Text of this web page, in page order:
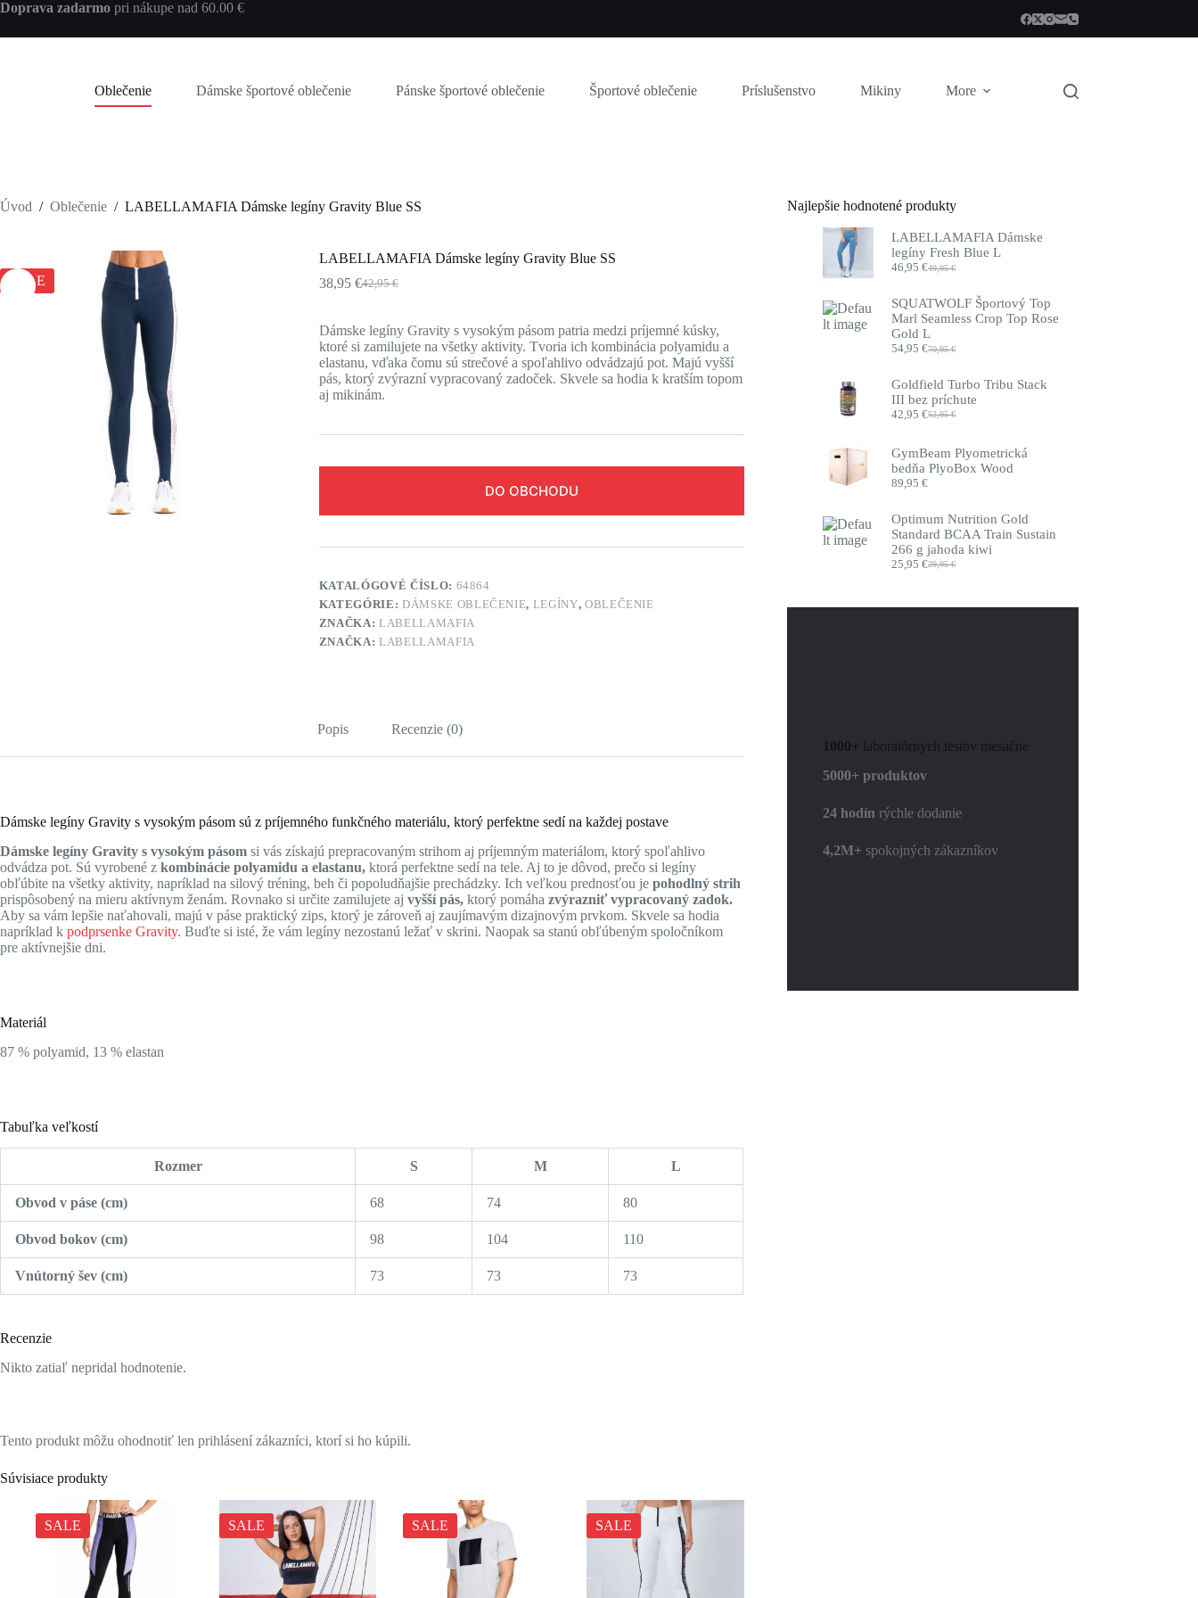
Skip
content
Doprava zadarmo pri nákupe nad 60.00 €
Oblečenie Dámske športové oblečenie Pánske športové oblečenie Športové oblečenie Príslušenstvo Mikiny More
Úvod / Oblečenie / LABELLAMAFIA Dámske legíny Gravity Blue SS
SALE
LABELLAMAFIA Dámske legíny Gravity Blue SS
42,95€
Pôvodná
bola:
42,95 €.
38,95 €Aktuálna
je:
38,95 €.
Dámske legíny Gravity s vysokým pásom patria medzi príjemné kúsky,
ktoré si zamilujete na všetky aktivity. Tvoria ich kombinácia polyamidu a
elastanu, vďaka čomu sú strečové a spoľahlivo odvádzajú pot. Majú vyšší
pás, ktorý zvýrazní vypracovaný zadoček. Skvele sa hodia k kratším topom
aj mikinám.
DO OBCHODU
KATALÓGOVÉ ČÍSLO: 64864
KATEGÓRIE: DÁMSKE OBLEČENIE, LEGÍNY, OBLEČENIE
ZNAČKA:LABELLAMAFIA
ZNAČKA:LABELLAMAFIA
Popis Recenzie (0)
Dámske legíny Gravity s vysokým pásom sú z príjemného funkčného materiálu, ktorý perfektne sedí na každej postave
Dámske legíny Gravity s vysokým pásom si vás získajú prepracovaným strihom aj príjemným materiálom, ktorý spoľahlivo
odvádza pot. Sú vyrobené z kombinácie polyamidu a elastanu, ktorá perfektne sedí na tele. Aj to je dôvod, prečo si legíny
obľúbite na všetky aktivity, napríklad na silový tréning, beh či popoludňajšie prechádzky. Ich veľkou prednosťou je pohodlný strih
prispôsobený na mieru aktívnym ženám. Rovnako si určite zamilujete aj vyšší pás, ktorý pomáha zvýrazniť vypracovaný zadok.
Aby sa vám lepšie naťahovali, majú v páse praktický zips, ktorý je zároveň aj zaujímavým dizajnovým prvkom. Skvele sa hodia
napríklad k podprsenke Gravity. Buďte si isté, že vám legíny nezostanú ležať v skrini. Naopak sa stanú obľúbeným spoločníkom
pre aktívnejšie dni.
Materiál
87 % polyamid, 13 % elastan
Tabuľka veľkostí
Rozmer S M L
Obvod v páse (cm) 68 74 80
Obvod bokov (cm) 98 104 110
Vnútorný šev (cm) 73 73 73
Recenzie
Nikto zatiaľ nepridal hodnotenie.
Tento produkt môžu ohodnotiť len prihlásení zákazníci, ktorí si ho kúpili.
Súvisiace produkty
SALE SALE SALE SALE
Najlepšie hodnotené produkty
LABELLAMAFIA Dámske
legíny Fresh Blue L
49,95€
Pôvodná
bola:
49,95 €.
46,95€
Aktuálna
je:
46,95 €.
SQUATWOLF Športový Top
Marl Seamless Crop Top Rose
Gold L
70,95€
Pôvodná
bola:
70,95 €.
54,95€
Aktuálna
je:
54,95 €.
Goldfield Turbo Tribu Stack
III bez príchute
52,95€
Pôvodná
bola:
52,95 €.
42,95€
Aktuálna
je:
42,95 €.
GymBeam Plyometrická
bedňa PlyoBox Wood
89,95€
Optimum Nutrition Gold
Standard BCAA Train Sustain
266 g jahoda kiwi
29,95€
Pôvodná
25,95€
Aktuálna
1000+ laboratórnych testov mesačne
5000+ produktov
24 hodín rýchle dodanie
4,2M+ spokojných zákazníkov